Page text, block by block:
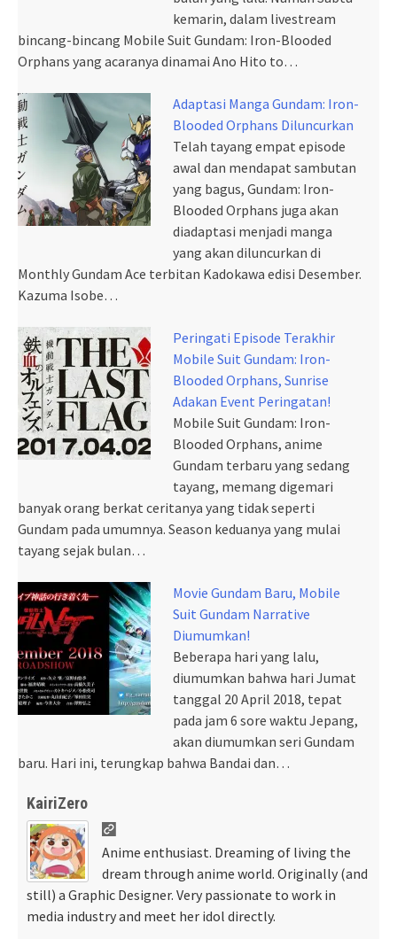
kemarin, dalam livestream
bincang-bincang Mobile Suit Gundam: Iron-Blooded
Orphans yang acaranya dinamai Ano Hito to…
Adaptasi Manga Gundam: Iron-
Blooded Orphans Diluncurkan
Telah tayang empat episode
awal dan mendapat sambutan
yang bagus, Gundam: Iron-
Blooded Orphans juga akan
diadaptasi menjadi manga
yang akan diluncurkan di
Monthly Gundam Ace terbitan Kadokawa edisi Desember.
Kazuma Isobe…
Peringati Episode Terakhir
Mobile Suit Gundam: Iron-
Blooded Orphans, Sunrise
Adakan Event Peringatan!
Mobile Suit Gundam: Iron-
Blooded Orphans, anime
Gundam terbaru yang sedang
tayang, memang digemari
banyak orang berkat ceritanya yang tidak seperti
Gundam pada umumnya. Season keduanya yang mulai
tayang sejak bulan…
Movie Gundam Baru, Mobile
Suit Gundam Narrative
Diumumkan!
Beberapa hari yang lalu,
diumumkan bahwa hari Jumat
tanggal 20 April 2018, tepat
pada jam 6 sore waktu Jepang,
akan diumumkan seri Gundam
baru. Hari ini, terungkap bahwa Bandai dan…
KairiZero
Anime enthusiast. Dreaming of living the
dream through anime world. Originally (and
still) a Graphic Designer. Very passionate to work in
media industry and meet her idol directly.